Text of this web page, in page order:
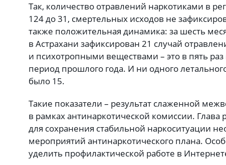
Так, количество отравлений наркотиками в
124 до 31, смертельных исходов не
также положительная динамика: за шесть
в Астрахани зафиксирован 21 случай
и психотропными веществами – это в пять
период прошлого года. И ни одного
было 15.
Такие показатели – результат слаженной
в рамках антинаркотической комиссии. Глава
для сохранения стабильной наркоситуации
мероприятий антинаркотического плана.
уделить профилактической работе в